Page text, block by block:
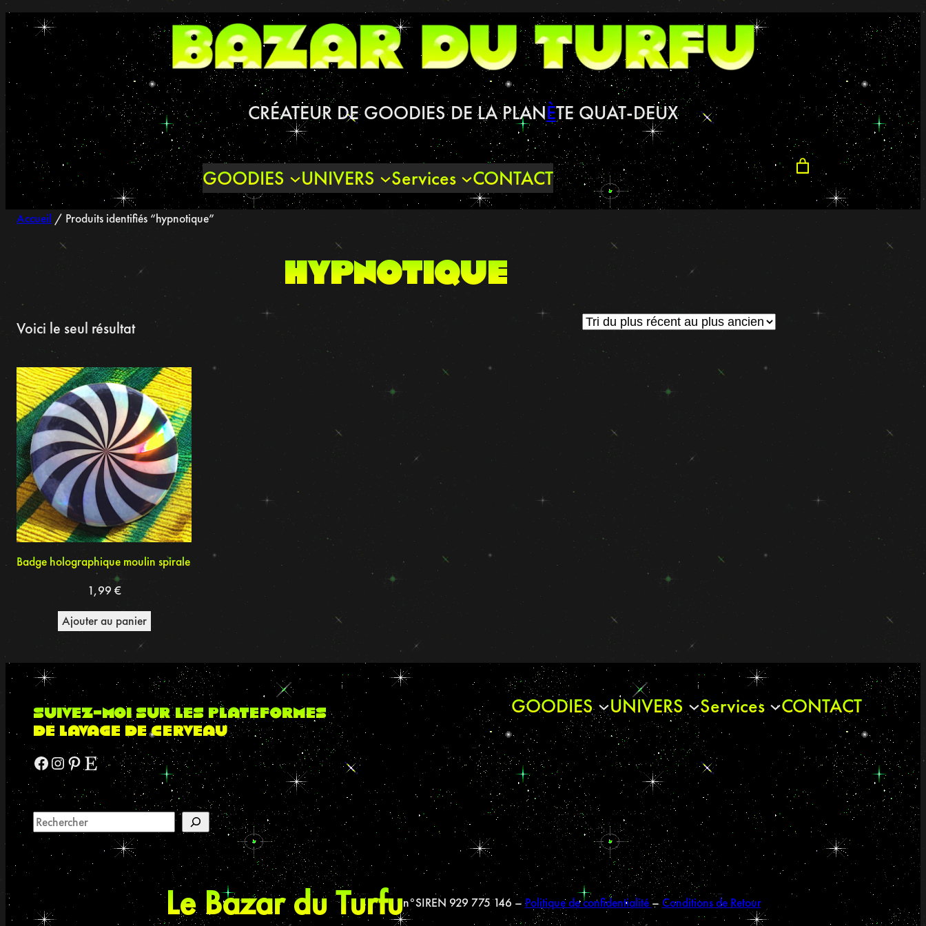
Aller
au
contenu
CRÉATEUR DE GOODIES DE LA PLANÈTE QUAT-DEUX
GOODIES UNIVERS Services CONTACT
Accueil / Produits identifiés “hypnotique”
hypnotique
Voici le seul résultat
Badge holographique moulin spirale
1,99 €
Ajouter au panier
suivez-moi sur les plateformes
de lavage de cerveau
Facebook InstagramPinterest Etsy
GOODIES UNIVERS Services CONTACT
Le Bazar du Turfun°SIREN 929 775 146 – Politique de confidentialité–Conditions de Retour